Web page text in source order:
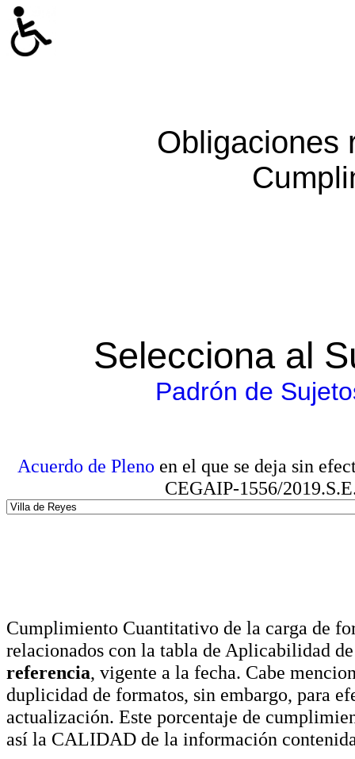
Obligaciones
Selecciona al
Padrón de
Acuerdo de Pleno en el que se deja sin
CEGAIP-1556/
Cumplimiento Cuantitativo de la carga de
relacionados con la tabla de Aplicabilidad
referencia, vigente a la fecha. Cabe
duplicidad de formatos, sin embargo, para
actualización. Este porcentaje de
así la CALIDAD de la información